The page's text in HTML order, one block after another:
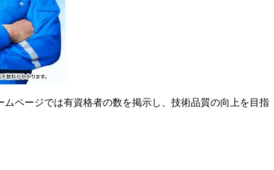
ページでは有資格者の数を掲示し、技術品質の向上を目指